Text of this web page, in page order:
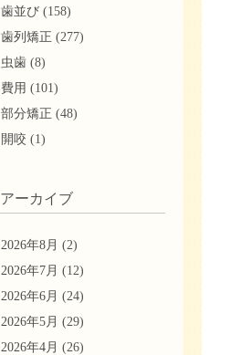
歯並び(158)
歯列矯正 (277)
虫歯(8)
費用 (101)
部分矯正 (48)
開咬 (1)
アーカイブ
2026年8月 (2)
2026年7月 (12)
2026年6月 (24)
2026年5月 (29)
2026年4月 (26)